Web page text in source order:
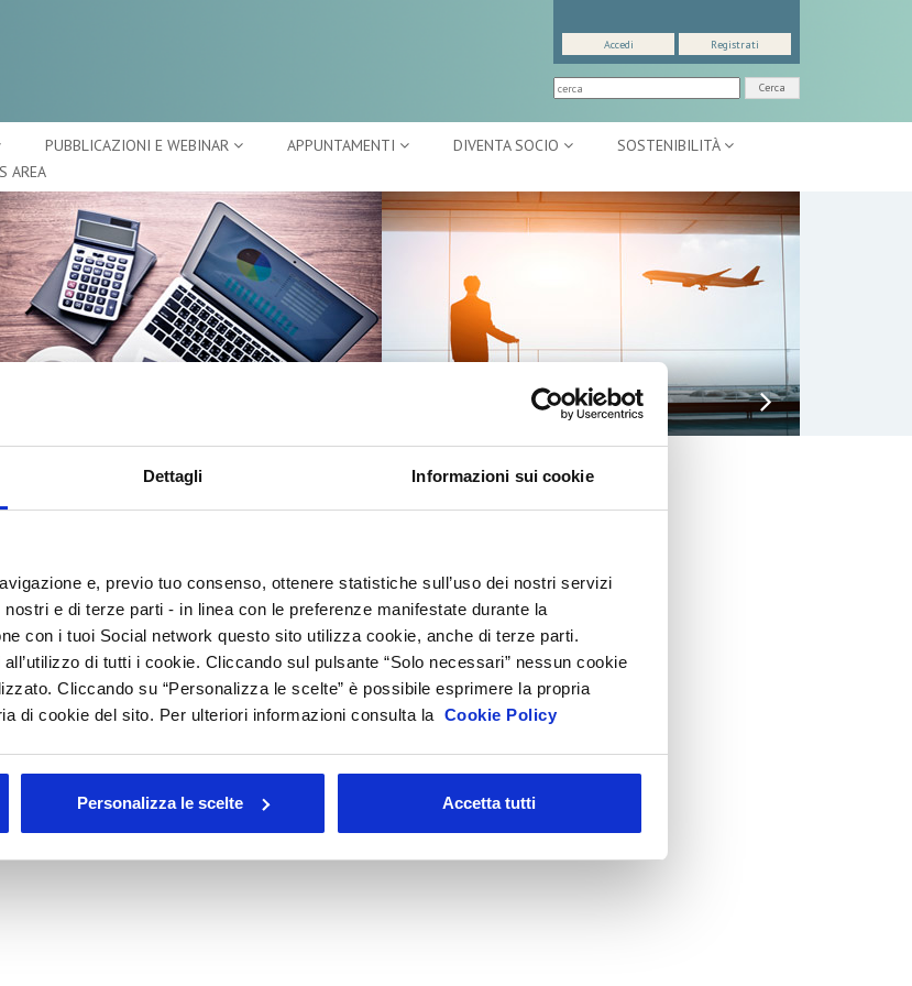
Dettagli Informazioni sui cookie
e, previo tuo consenso, ottenere statistiche sull’uso dei nostri servizi
e di terze parti - in linea con le preferenze manifestate durante la
con i tuoi Social network questo sito utilizza cookie, anche di terze parti.
di tutti i cookie. Cliccando sul pulsante “Solo necessari” nessun cookie
Cliccando su “Personalizza le scelte” è possibile esprimere la propria
di cookie del sito. Per ulteriori informazioni consulta la Cookie Policy
Personalizza le scelte Accetta tutti
Cerca
Accedi Registrati
PUBBLICAZIONI E WEBINAR APPUNTAMENTI DIVENTA SOCIO
SOSTENIBILITÀ
AREA
ATTIVITÀ INTERNAZIONALI
che riteniamo possano esservi d’interesse
Elenco Completo
Attività internazionali
Direzione
Tecnico Regolatorio